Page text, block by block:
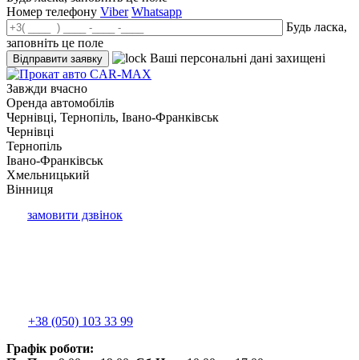
Номер телефону Viber Whatsapp
Будь ласка,
заповніть це поле
Ваші персональні дані захищені
Завжди вчасно
Оренда автомобілів
Чернівці, Тернопіль, Івано-Франківськ
Чернівці
Тернопіль
Івано-Франківськ
Хмельницький
Вінниця
замовити дзвінок
+38 (050) 103 33 99
Графік роботи: